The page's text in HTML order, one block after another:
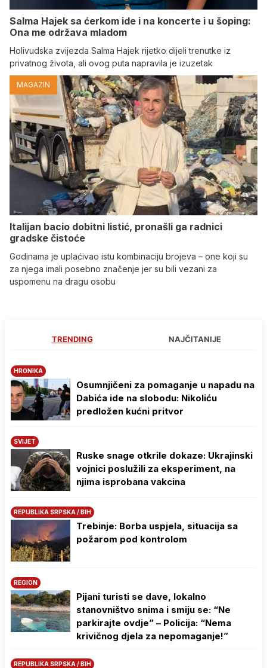
Salma Hajek sa ćerkom ide i na koncerte i u šoping:
Ona me održava mladom
Holivudska zvijezda Salma Hajek rijetko dijeli trenutke iz
privatnog života, ali ovog puta napravila je izuzetak
MAGAZIN
Italijan bacio dobitni listić, pronašli ga radnici
gradske čistoće
Godinama je uplaćivao istu kombinaciju brojeva – one koji su
za njega imali posebno značenje jer su bili vezani za
uspomenu na dragu osobu
TRENDING NAJČITANIJE
HRONIKA
Osumnjičeni za pomaganje u napadu na
Dabića ide na slobodu: Nikoliću
predložen kućni pritvor
SVIJET
Ruske snage otkrile dokaze: Ukrajinski
vojnici poslužili za eksperiment, na
njima isprobana vakcina
REPUBLIKA SRPSKA / BIH
Trebinje: Borba uspjela, situacija sa
požarom pod kontrolom
REGION
Pijani turisti se dave, lokalno
stanovništvo snima i smiju se: “Ne
parkirajte ovdje” – Policija: “Nema
krivičnog djela za nepomaganje!”
REPUBLIKA SRPSKA / BIH